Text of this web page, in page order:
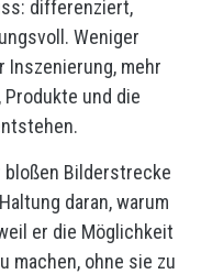
differenziert,
Weniger
Inszenierung, mehr
und die
bloßen Bilderstrecke
daran, warum
er die Möglichkeit
machen, ohne sie zu